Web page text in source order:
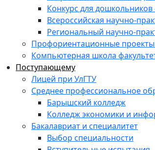
Конкурс для
Всероссийская научно-
Региональный научно-
Профориентационные проекты
Компьютерная школа
Поступающему
Лицей при УлГТУ
Среднее профессиональное
Барышский колледж
Колледж экономики и
Бакалавриат и специалитет
Выбор специальности